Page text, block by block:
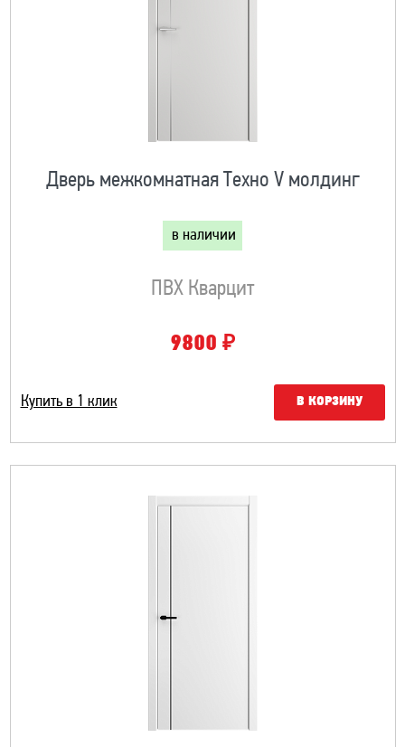
Дверь межкомнатная Техно V молдинг
в наличии
ПВХ Кварцит
9800 ₽
Купить в 1 клик В КОРЗИНУ